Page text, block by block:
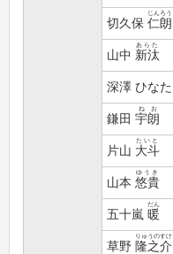
切久保 仁朗
じんろう
山中 新汰
あらた
深澤 ひなた
鎌田 宇朗
ねお
片山 大斗
たいと
山本 悠貴
ゆうき
五十嵐 暖
だん
草野 隆之介
りゅうのすけ